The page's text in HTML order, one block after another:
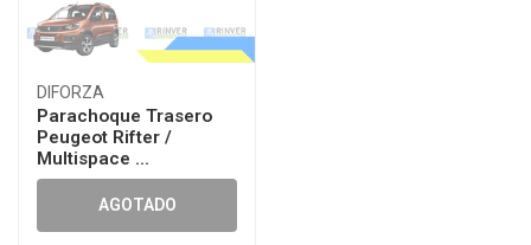
DIFORZA
Parachoque Trasero
Peugeot Rifter /
Multispace ...
AGOTADO